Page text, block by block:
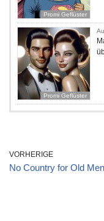
Promi Geflüster
Promi Geflüster
VORHERIGE
No Country for Old Men